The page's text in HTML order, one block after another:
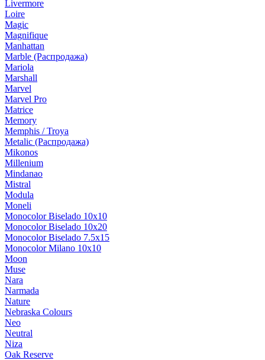
Livermore
Loire
Magic
Magnifique
Manhattan
Marble (Распродажа)
Mariola
Marshall
Marvel
Marvel Pro
Matrice
Memory
Memphis / Troya
Metalic (Распродажа)
Mikonos
Millenium
Mindanao
Mistral
Modula
Moneli
Monocolor Biselado 10x10
Monocolor Biselado 10х20
Monocolor Biselado 7.5х15
Monocolor Milano 10х10
Moon
Muse
Nara
Narmada
Nature
Nebraska Colours
Neo
Neutral
Niza
Oak Reserve